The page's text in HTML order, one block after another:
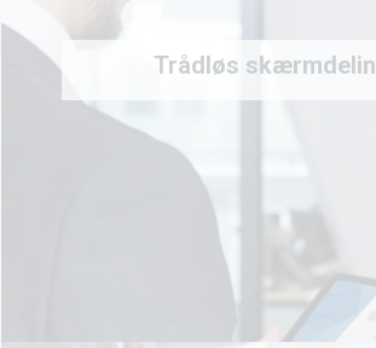
Trådløs